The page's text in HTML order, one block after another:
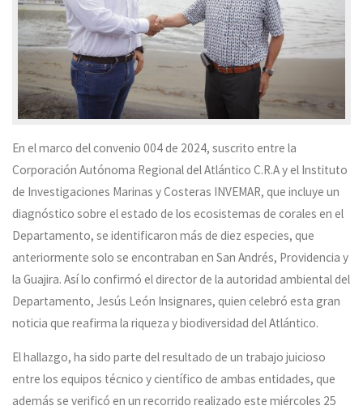
En el marco del convenio 004 de 2024, suscrito entre la
Corporación Autónoma Regional del Atlántico C.R.A y el Instituto
de Investigaciones Marinas y Costeras INVEMAR, que incluye un
diagnóstico sobre el estado de los ecosistemas de corales en el
Departamento, se identificaron más de diez especies, que
anteriormente solo se encontraban en San Andrés, Providencia y
la Guajira. Así lo confirmó el director de la autoridad ambiental del
Departamento, Jesús León Insignares, quien celebró esta gran
noticia que reafirma la riqueza y biodiversidad del Atlántico.
El hallazgo, ha sido parte del resultado de un trabajo juicioso
entre los equipos técnico y científico de ambas entidades, que
además se verificó en un recorrido realizado este miércoles 25